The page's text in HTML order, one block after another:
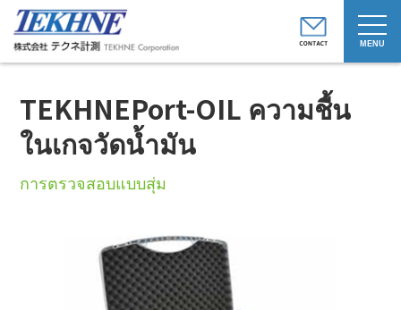
t
o
g
g
TEKHNEPort-OIL ความชื้น
ในเกจวัดน้ำมัน
การตรวจสอบแบบสุ่ม